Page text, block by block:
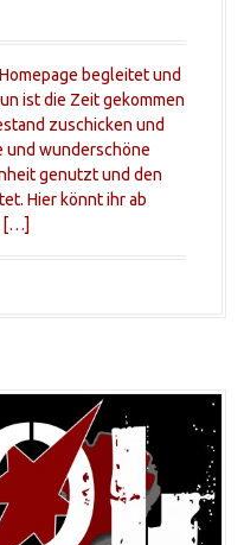
begleitet und
ist die Zeit gekommen
zuschicken und
und wunderschöne
genutzt und den
Hier könnt ihr ab
[…]